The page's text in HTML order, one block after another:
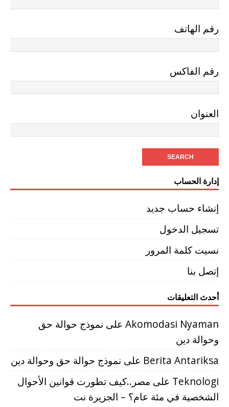
رقم الهاتف
رقم الفاكس
العنوان
إدارة الحساب
إنشاء حساب جديد
تسجيل الدخول
نسيت كلمة المرور
إتصل بنا
أحدث التعليقات
Akomodasi Nyaman على نموذج حوالة حق
وحوالة دين
Berita Antariksa على نموذج حوالة حق وحوالة دين
Teknologi على مصر..كيف تطورت قوانين الأحوال
الشخصية في مئة عام؟ – الجزيرة نت